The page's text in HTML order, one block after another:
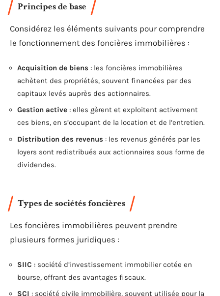
Principes de base
Considérez les éléments suivants pour comprendre
le fonctionnement des foncières immobilières :
Acquisition de biens : les foncières immobilières
achètent des propriétés, souvent financées par des
capitaux levés auprès des actionnaires.
Gestion active : elles gèrent et exploitent activement
ces biens, en s’occupant de la location et de l’entretien.
Distribution des revenus : les revenus générés par les
loyers sont redistribués aux actionnaires sous forme de
dividendes.
Types de sociétés foncières
Les foncières immobilières peuvent prendre
plusieurs formes juridiques :
SIIC : société d’investissement immobilier cotée en
bourse, offrant des avantages fiscaux.
SCI : société civile immobilière, souvent utilisée pour la